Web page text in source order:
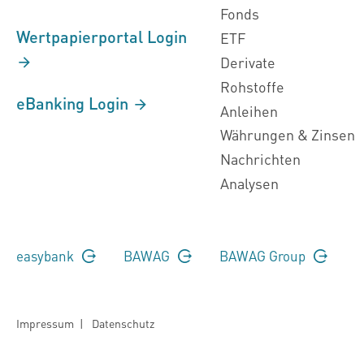
Wertpapierportal Login
eBanking Login
Fonds
ETF
Derivate
Rohstoffe
Anleihen
Währungen & Zinsen
Nachrichten
Analysen
easybank BAWAG BAWAG Group
Impressum | Datenschutz